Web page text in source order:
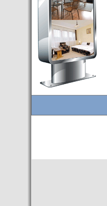
- Hoteles en BUDAPEST:
Resultados octubre de 2016,
subida del 15% ocupación y
del 25,6% en el RevPar
- Nuevo Hotel en Budapest
bajo la marca Exe Hotusa
- Transfer Aeropuerto de
BUDAPEST